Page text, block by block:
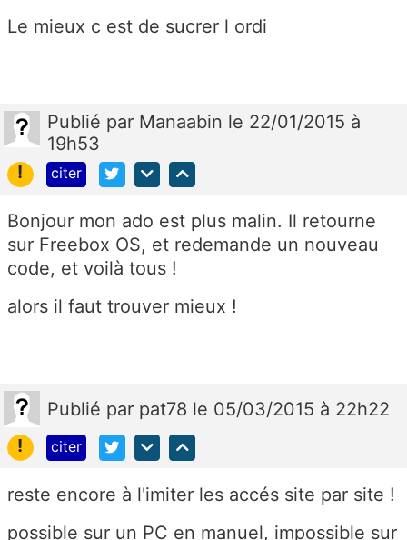
Le mieux c est de sucrer l ordi
Publié par Manaabin le 22/01/2015 à
19h53
!
citer
Bonjour mon ado est plus malin. Il retourne
sur Freebox OS, et redemande un nouveau
code, et voilà tous !
alors il faut trouver mieux !
Publié par pat78 le 05/03/2015 à 22h22
!
citer
reste encore à l'imiter les accés site par site !
possible sur un PC en manuel, impossible sur